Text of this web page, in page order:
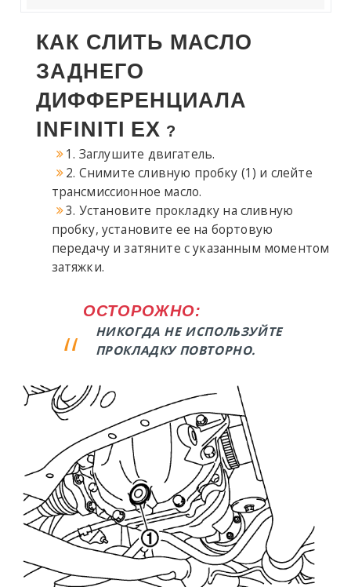
КАК СЛИТЬ МАСЛО
ЗАДНЕГО
ДИФФЕРЕНЦИАЛА
INFINITI EX ?
1. Заглушите двигатель.
2. Снимите сливную пробку (1) и слейте
трансмиссионное масло.
3. Установите прокладку на сливную
пробку, установите ее на бортовую
передачу и затяните с указанным моментом
затяжки.
ОСТОРОЖНО:
НИКОГДА НЕ ИСПОЛЬЗУЙТЕ
ПРОКЛАДКУ ПОВТОРНО.